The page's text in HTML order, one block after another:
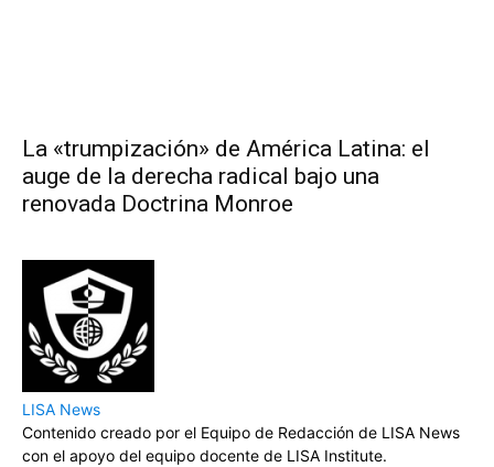
La «trumpización» de América Latina: el
auge de la derecha radical bajo una
renovada Doctrina Monroe
LISA News
Contenido creado por el Equipo de Redacción de LISA News
con el apoyo del equipo docente de LISA Institute.